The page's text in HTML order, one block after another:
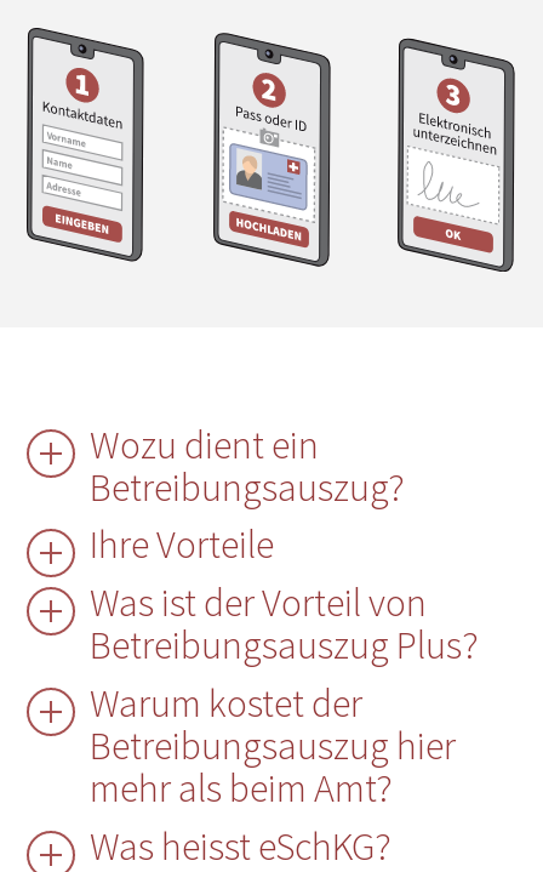
Wozu dient ein
Betreibungsauszug?
Ihre Vorteile
Was ist der Vorteil von
Betreibungsauszug Plus?
Warum kostet der
Betreibungsauszug hier
mehr als beim Amt?
Was heisst eSchKG?